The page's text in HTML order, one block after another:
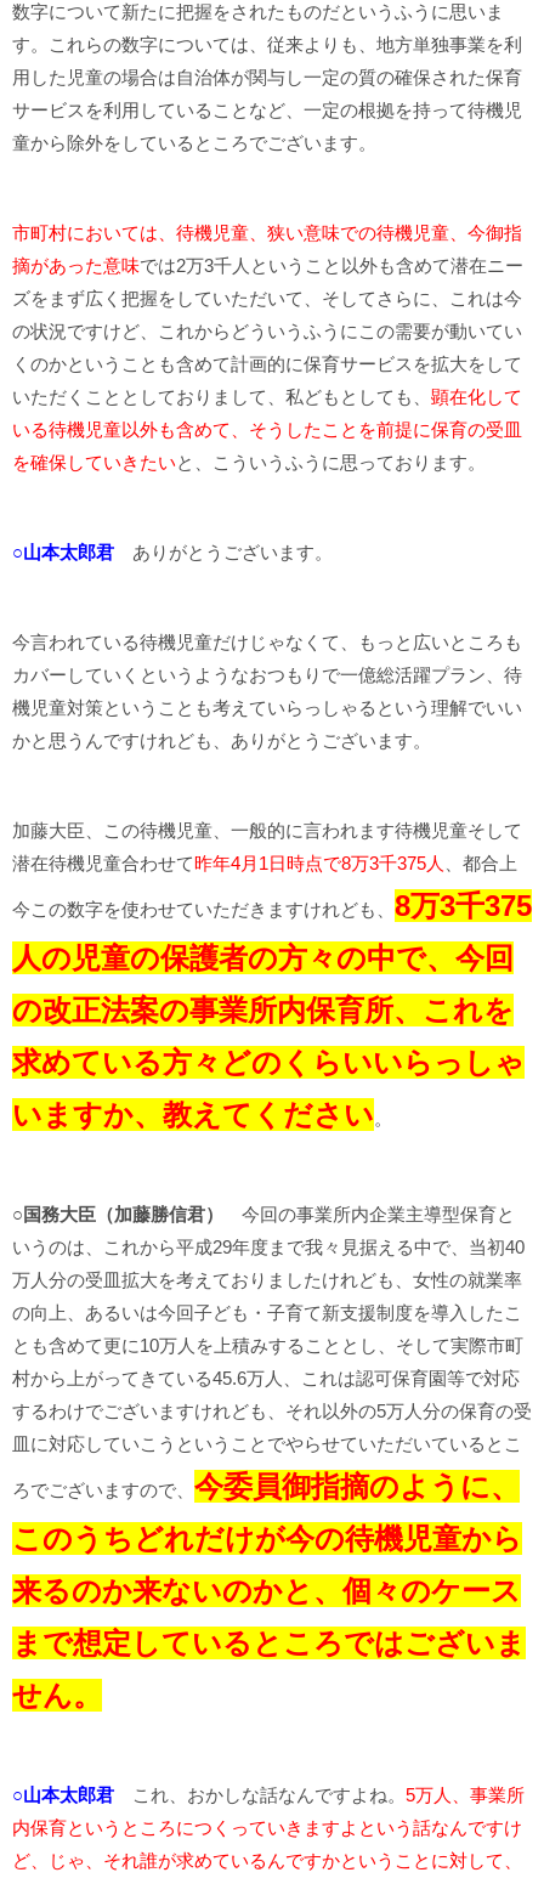
数字について新たに把握をされたものだというふうに思いま
す。これらの数字については、従来よりも、地方単独事業を利
用した児童の場合は自治体が関与し一定の質の確保された保育
サービスを利用していることなど、一定の根拠を持って待機児
童から除外をしているところでございます。
市町村においては、待機児童、狭い意味での待機児童、今御指
摘があった意味では2万3千人ということ以外も含めて潜在ニー
ズをまず広く把握をしていただいて、そしてさらに、これは今
の状況ですけど、これからどういうふうにこの需要が動いてい
くのかということも含めて計画的に保育サービスを拡大をして
いただくこととしておりまして、私どもとしても、 顕在化して
いる待機児童以外も含めて、そうしたことを前提に保育の受皿
を確保していきたいと、こういうふうに思っております。
○山本太郎君 ありがとうございます。
今言われている待機児童だけじゃなくて、もっと広いところも
カバーしていくというようなおつもりで一億総活躍プラン、待
機児童対策ということも考えていらっしゃるという理解でいい
かと思うんですけれども、ありがとうございます。
加藤大臣、この待機児童、一般的に言われます待機児童そして
潜在待機児童合わせて昨年4月1日時点で8万3千375人 、都合上
今この数字を使わせていただきますけれども、 8万3千375
人の児童の保護者の方々の中で、今回
の改正法案の事業所内保育所、これを
求めている方々どのくらいいらっしゃ
いますか、教えてください。
○国務大臣（加藤勝信君）
今回の事業所内企業主導型保育と
いうのは、これから平成29年度まで我々見据える中で、当初40
万人分の受皿拡大を考えておりましたけれども、女性の就業率
の向上、あるいは今回子ども・子育て新支援制度を導入したこ
とも含めて更に10万人を上積みすることとし、そして実際市町
村から上がってきている45.6万人、これは認可保育園等で対応
するわけでございますけれども、それ以外の5万人分の保育の受
皿に対応していこうということでやらせていただいているとこ
ろでございますので、 今委員御指摘のように、
このうちどれだけが今の待機児童から
来るのか来ないのかと、個々のケース
まで想定しているところではございま
せん。
○山本太郎君 これ、おかしな話なんですよね。 5万人、事業所
内保育というところにつくっていきますよという話なんですけ
ど、じゃ、それ誰が求めているんですかということに対して、